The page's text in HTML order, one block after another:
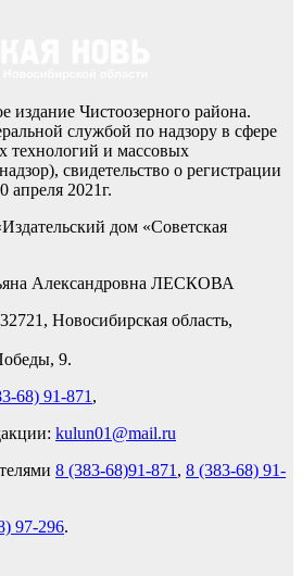
издание Чистоозерного района.
службой по надзору в сфере
технологий и массовых
свидетельство о регистрации
2021г.
дом «Советская
Александровна ЛЕСКОВА
Новосибирская область,
9.
68) 91-871 ,
kulun01@mail.ru
8 (383-68)91-871 , 8 (383-68) 91-
97-296.